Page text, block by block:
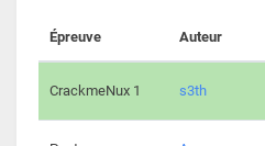
Épreuve Auteur
CrackmeNux 1 s3th